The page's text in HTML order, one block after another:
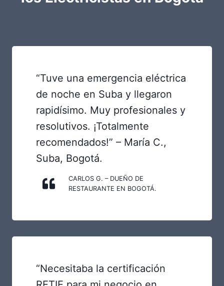
“Tuve una emergencia eléctrica
de noche en Suba y llegaron
rapidísimo. Muy profesionales y
resolutivos. ¡Totalmente
recomendados!” – María C.,
Suba, Bogotá.
CARLOS G. – DUEÑO DE
RESTAURANTE EN BOGOTÁ.
“Necesitaba la certificación